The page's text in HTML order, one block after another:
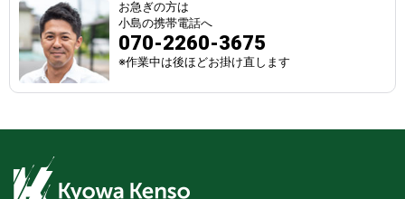
お急ぎの方は
小島の携帯電話へ
070-2260-3675
※作業中は後ほどお掛け直します